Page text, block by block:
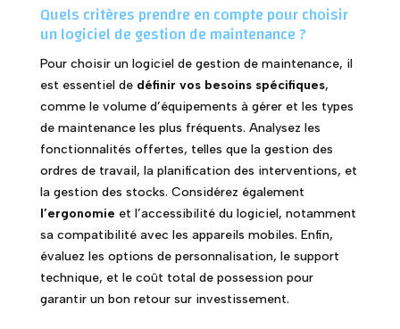
Quels critères prendre en compte pour choisir
un logiciel de gestion de maintenance ?
Pour choisir un logiciel de gestion de maintenance, il
est essentiel de définir vos besoins spécifiques,
comme le volume d’équipements à gérer et les types
de maintenance les plus fréquents. Analysez les
fonctionnalités offertes, telles que la gestion des
ordres de travail, la planification des interventions, et
la gestion des stocks. Considérez également
l’ergonomie et l’accessibilité du logiciel, notamment
sa compatibilité avec les appareils mobiles. Enfin,
évaluez les options de personnalisation, le support
technique, et le coût total de possession pour
garantir un bon retour sur investissement.